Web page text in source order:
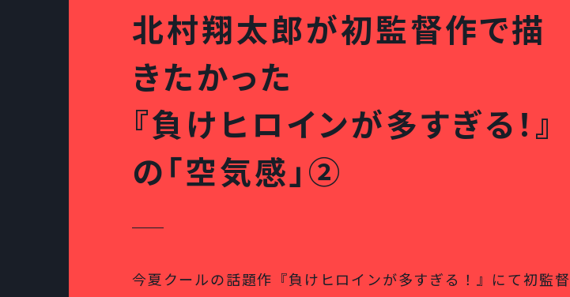
北村翔太郎が初監督作で描
きたかった
『負けヒロインが多すぎる！』
の「空気感」②
今夏クールの話題作『負けヒロインが多すぎる！』にて初監督